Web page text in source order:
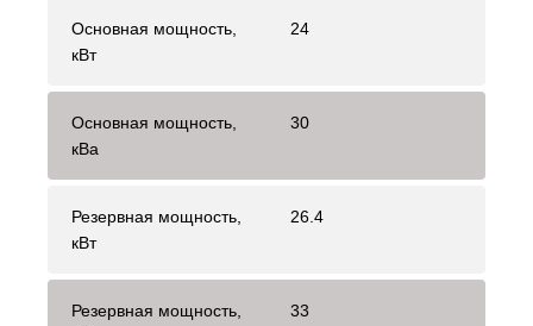
Основная мощность,
кВт
24
Основная мощность,
кВа
30
Резервная мощность,
кВт
26.4
Резервная мощность,
33